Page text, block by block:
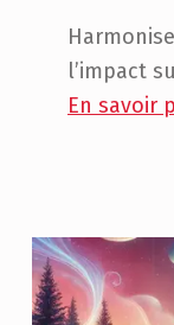
l’impact
En savoir